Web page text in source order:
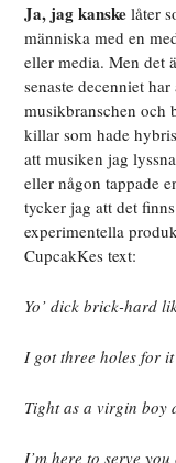
Ja, jag kanske låter
människa med en
eller media. Men det
senaste decenniet
musikbranschen och
killar som hade
att musiken jag
eller någon tappade
tycker jag att det
experimentella
CupcakKes text:
Yo’ dick brick-hard
I got three holes for
Tight as a virgin boy
I’m here to serve